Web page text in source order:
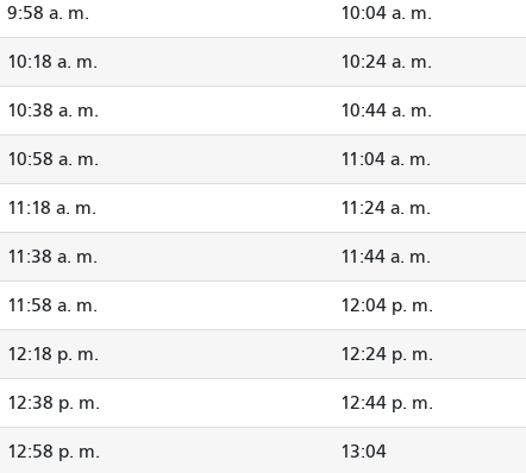
9:58 a. m. 10:04 a. m.
10:18 a. m. 10:24 a. m.
10:38 a. m. 10:44 a. m.
10:58 a. m. 11:04 a. m.
11:18 a. m. 11:24 a. m.
11:38 a. m. 11:44 a. m.
11:58 a. m. 12:04 p. m.
12:18 p. m. 12:24 p. m.
12:38 p. m. 12:44 p. m.
12:58 p. m. 13:04